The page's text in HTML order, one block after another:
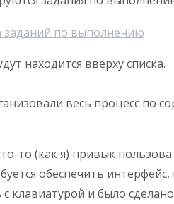
находится вверху списка.
весь процесс по
то (как я) привык
обеспечить
клавиатурой и было